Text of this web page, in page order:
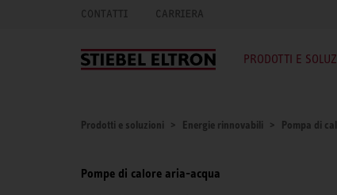
CONTATTI CARRIERA
PRODOTTI E
Prodotti e soluzioni Energie rinnovabili Pompa di
Pompe di calore aria-acqua